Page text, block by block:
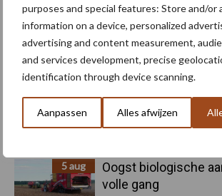
purposes and special features: Store and/or
information on a device, personalized
advertising and content measurement,
and services development, precise
identification through device scanning.
Aanpassen Alles afwijzen
Sidebar
10 aug
Machines en
doelwit criminelen
6 aug
"Hoge
voor kouters"
5 aug
Oogst biologische
volle gang